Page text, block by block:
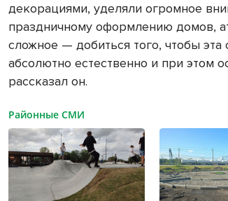
декорациями, уделяли огромное
праздничному оформлению домов,
сложное — добиться того, чтобы
абсолютно естественно и при этом
рассказал он.
Районные СМИ